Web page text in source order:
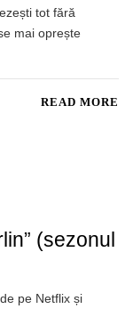
tot fără
mai oprește
READ MORE
(sezonul
pe Netflix și